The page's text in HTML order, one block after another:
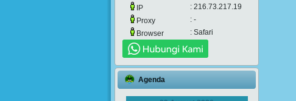
IP
: 216.73.217.19
Proxy
: -
Browser
: Safari
Agenda